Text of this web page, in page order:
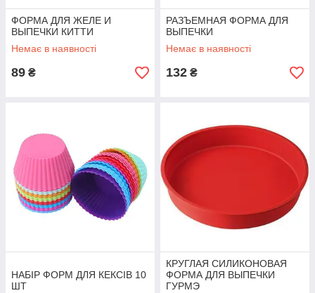
ФОРМА ДЛЯ ЖЕЛЕ И
ВЫПЕЧКИ КИТТИ
Немає в наявності
89 ₴
РАЗЪЕМНАЯ ФОРМА ДЛЯ
ВЫПЕЧКИ
Немає в наявності
132 ₴
НАБІР ФОРМ ДЛЯ КЕКСІВ 10
ШТ
КРУГЛАЯ СИЛИКОНОВАЯ
ФОРМА ДЛЯ ВЫПЕЧКИ
ГУРМЭ